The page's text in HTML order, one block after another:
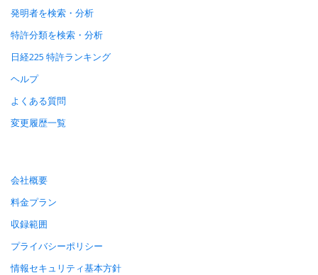
発明者を検索・分析
特許分類を検索・分析
日経225 特許ランキング
ヘルプ
よくある質問
変更履歴一覧
会社概要
料金プラン
収録範囲
プライバシーポリシー
情報セキュリティ基本方針